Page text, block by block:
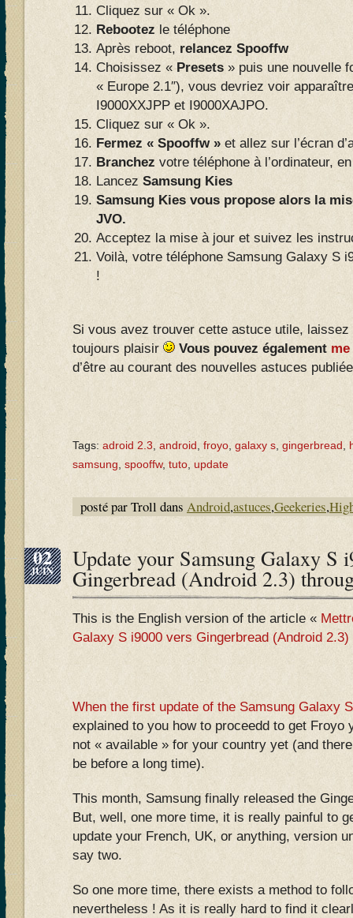
Cliquez sur « Ok ».
Rebootez le téléphone
Après reboot, relancez Spooffw
Choisissez «Presets » puis une nouvelle
« Europe 2.1″), vous devriez voir
I9000XXJPP et I9000XAJPO.
Cliquez sur « Ok ».
Fermez « Spooffw » et allez sur l’écran
Branchez votre téléphone à l’ordinateur,
Lancez Samsung Kies
Samsung Kies vous propose alors la
JVO.
Acceptez la mise à jour et suivez les
Voilà, votre téléphone Samsung Galaxy S
!
Si vous avez trouver cette astuce utile,
toujours plaisir
Vous pouvez également
d’être au courant des nouvelles astuces
Tags: adroid 2.3 android froyo galaxy s gingerbread
samsung spooffw, tuto update
posté par Troll dans Android,astuces,Geekeries,
02
JUIN Update your Samsung Galaxy S
Gingerbread (Android 2.3)
This is the English version of the article «
Galaxy S i9000 vers Gingerbread (Android
When the first update of the Samsung Galaxy
explained to you how to proceedd to get Froyo
not « available » for your country yet (and
be before a long time).
This month, Samsung finally released the
But, well, one more time, it is really painful to
update your French, UK, or anything, version
say two.
So one more time, there exists a method to
nevertheless ! As it is really hard to find it